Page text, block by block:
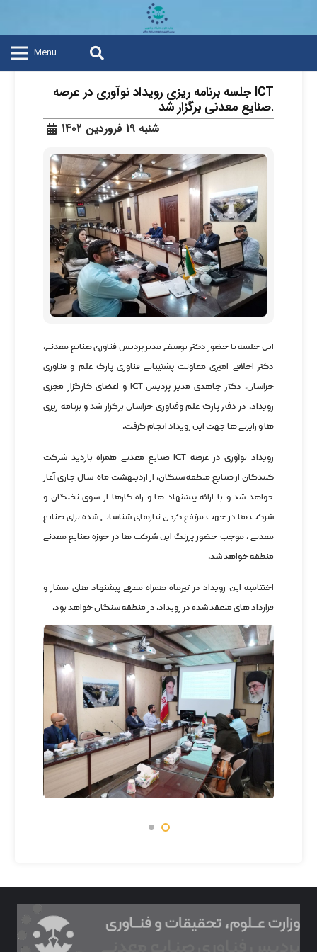
Menu
جلسه برنامه ریزی رویداد نوآوری در عرصه ICT
صنایع معدنی برگزار شد.
شنبه 19 فروردین 1402
این جلسه با حضور دکتر یوسفی مدیر پردیس فناوری صنایع معدنی،
دکتر اخلاقی امیری معاونت پشتیبانی فناوری پارک علم و فناوری
خراسان، دکتر جاهدی مدیر پردیس ICT و اعضای کارگزار مجری
رویداد، در دفتر پارک علم وفناوری خراسان برگزار شد و برنامه ریزی
ها و رایزنی ها جهت این رویداد انجام گرفت.
رویداد نوآوری در عرصه ICT صنایع معدنی همراه بازدید شرکت
کنندگان از صنایع منطقه سنگان، از اردیبهشت ماه سال جاری آغاز
خواهد شد و با ارائه پیشنهاد ها و راه کارها از سوی نخبگان و
شرکت ها در جهت مرتفع کردن نیازهای شناسایی شده برای صنایع
معدنی ، موجب حضور پررنگ این شرکت ها در حوزه صنایع معدنی
منطقه خواهد شد.
اختتامیه این رویداد در تیرماه همراه معرفی پیشنهاد های ممتاز و
قرارداد های منعقد شده در رویداد، در منطقه سنگان خواهد بود.